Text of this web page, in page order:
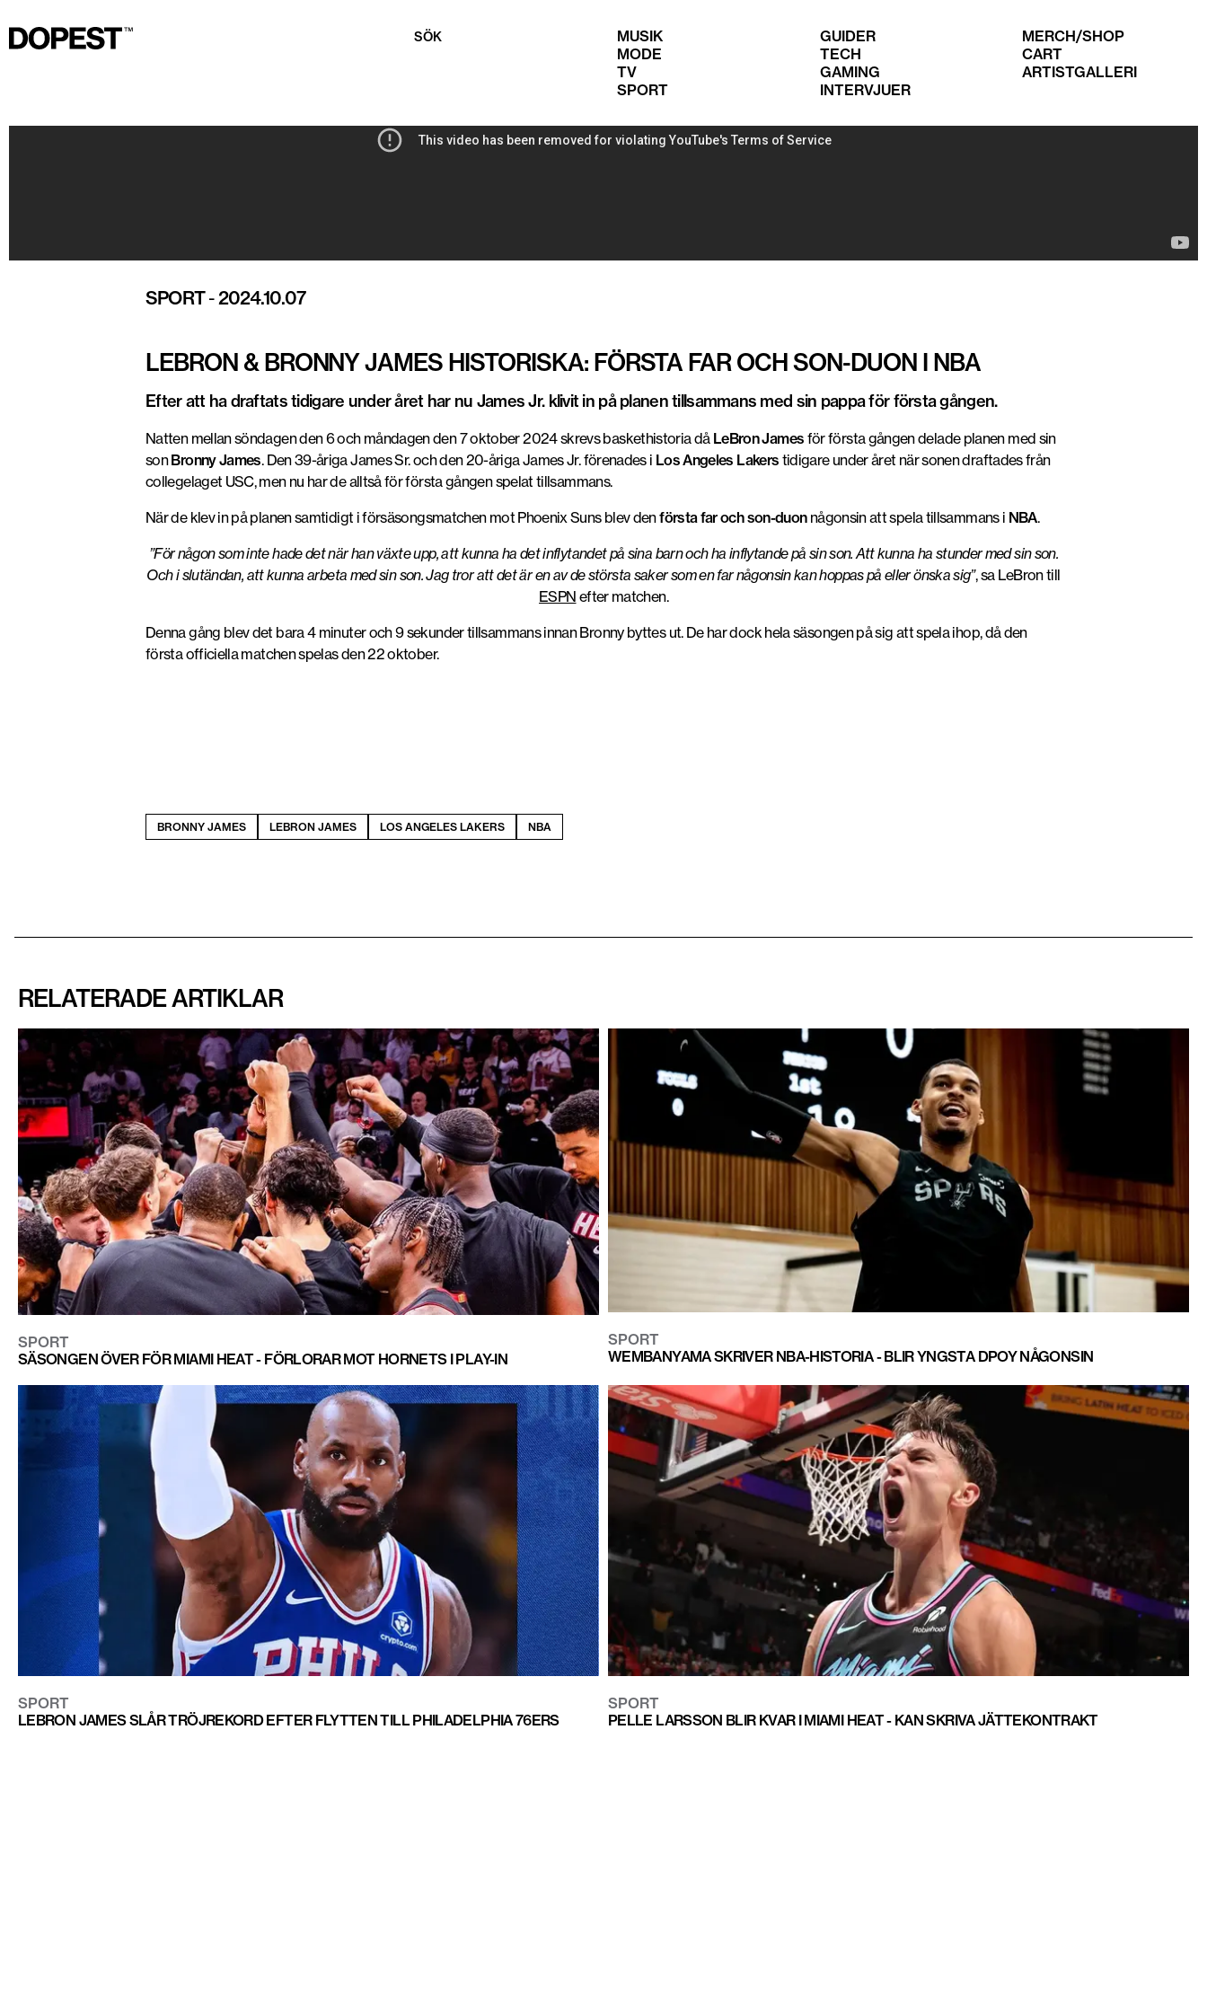
SÖK
MUSIK
MODE
TV
SPORT
GUIDER
TECH
GAMING
INTERVJUER
MERCH/SHOP
CART
ARTISTGALLERI
SPORT-2024.10.07
LEBRON & BRONNY JAMES HISTORISKA: FÖRSTA FAR OCH SON-DUON I NBA
Efter att ha draftats tidigare under året har nu James Jr. klivit in på planen tillsammans med sin pappa för första gången.
Natten mellan söndagen den 6 och måndagen den 7 oktober 2024 skrevs baskethistoria då LeBron James för första gången delade planen med sin
sonBronny James. Den 39-åriga James Sr. och den 20-åriga James Jr. förenades i Los Angeles Lakers tidigare under året när sonen draftades från
collegelaget USC, men nu har de alltså för första gången spelat tillsammans.
När de klev in på planen samtidigt i försäsongsmatchen mot Phoenix Suns blev denförsta far och son-duonnågonsin att spela tillsammans i NBA.
”För någon som inte hade det när han växte upp, att kunna ha det inflytandet på sina barn och ha inflytande på sin son. Att kunna ha stunder med sin son.
Och i slutändan, att kunna arbeta med sin son. Jag tror att det är en av de största saker som en far någonsin kan hoppas på eller önska sig”, sa LeBron till
ESPN efter matchen.
Denna gång blev det bara 4 minuter och 9 sekunder tillsammans innan Bronny byttes ut. De har dock hela säsongen på sig att spela ihop, då den
första officiella matchen spelas den 22 oktober.
BRONNY JAMES LEBRON JAMES LOS ANGELES LAKERS NBA
RELATERADE ARTIKLAR
SPORT
SÄSONGEN ÖVER FÖR MIAMI HEAT - FÖRLORAR MOT HORNETS I PLAY-IN
SPORT
WEMBANYAMA SKRIVER NBA-HISTORIA - BLIR YNGSTA DPOY NÅGONSIN
SPORT
LEBRON JAMES SLÅR TRÖJREKORD EFTER FLYTTEN TILL PHILADELPHIA 76ERS
SPORT
PELLE LARSSON BLIR KVAR I MIAMI HEAT - KAN SKRIVA JÄTTEKONTRAKT